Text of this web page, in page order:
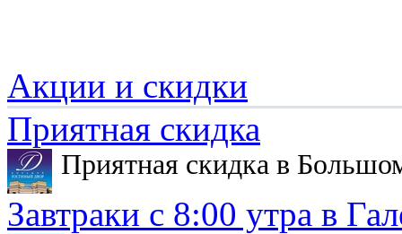
Акции и скидки
Приятная скидка
Приятная скидка в
Завтраки с 8:00 утра в